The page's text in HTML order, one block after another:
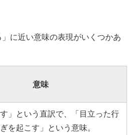
に近い意味の表現がいくつかあ
意味
す」という直訳で、「目立った行
を起こす」という意味。